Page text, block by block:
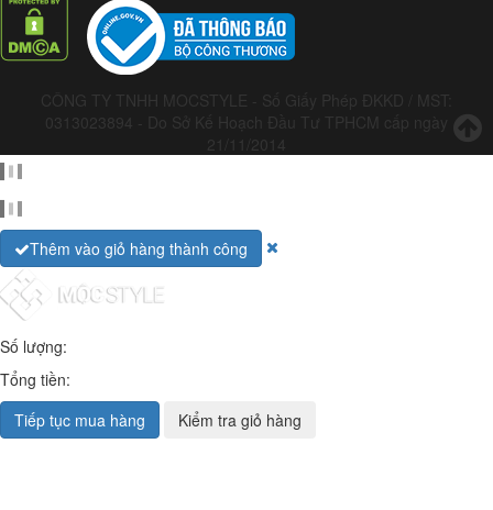
CÔNG TY TNHH MOCSTYLE - Số Giấy Phép ĐKKD / MST:
0313023894 - Do Sở Kế Hoạch Đầu Tư TPHCM cấp ngày
21/11/2014
Thêm vào giỏ hàng thành công
Số lượng:
Tổng tiền:
Tiếp tục mua hàng
Kiểm tra giỏ hàng